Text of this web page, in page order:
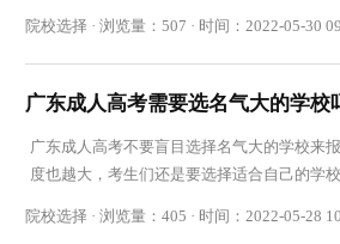
院校选择 · 浏览量：507 · 时间：2022-05-30
广东成人高考需要选名气大的学校
广东成人高考不要盲目选择名气大的学校来
度也越大，考生们还是要选择适合自己的学校
院校选择 · 浏览量：405 · 时间：2022-05-28